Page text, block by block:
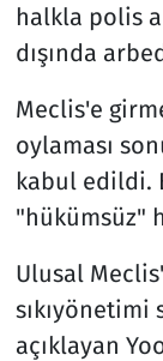
halkla polis
dışında
Meclis'e
oylaması
kabul edildi.
"hükümsüz"
Ulusal
sıkıyönetimi
açıklayan